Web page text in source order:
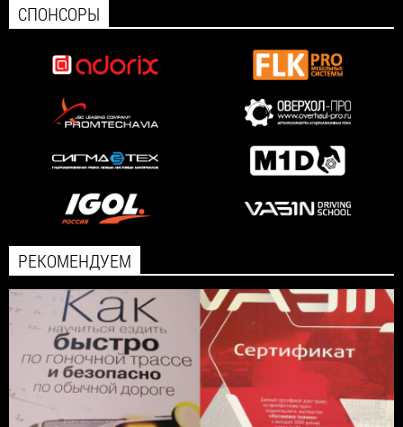
СПОНСОРЫ
РЕКОМЕНДУЕМ